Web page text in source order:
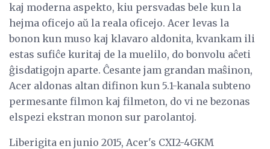
kaj moderna aspekto, kiu persvadas bele kun la
hejma oficejo aŭ la reala oficejo. Acer levas la
bonon kun muso kaj klavaro aldonita, kvankam ili
estas sufiĉe kuritaj de la muelilo, do bonvolu aĉeti
ĝisdatigojn aparte. Ĉesante jam grandan maŝinon,
Acer aldonas altan difinon kun 5.1-kanala subteno
permesante filmon kaj filmeton, do vi ne bezonas
elspezi ekstran monon sur parolantoj.
Liberigita en junio 2015, Acer's CXI2-4GKM